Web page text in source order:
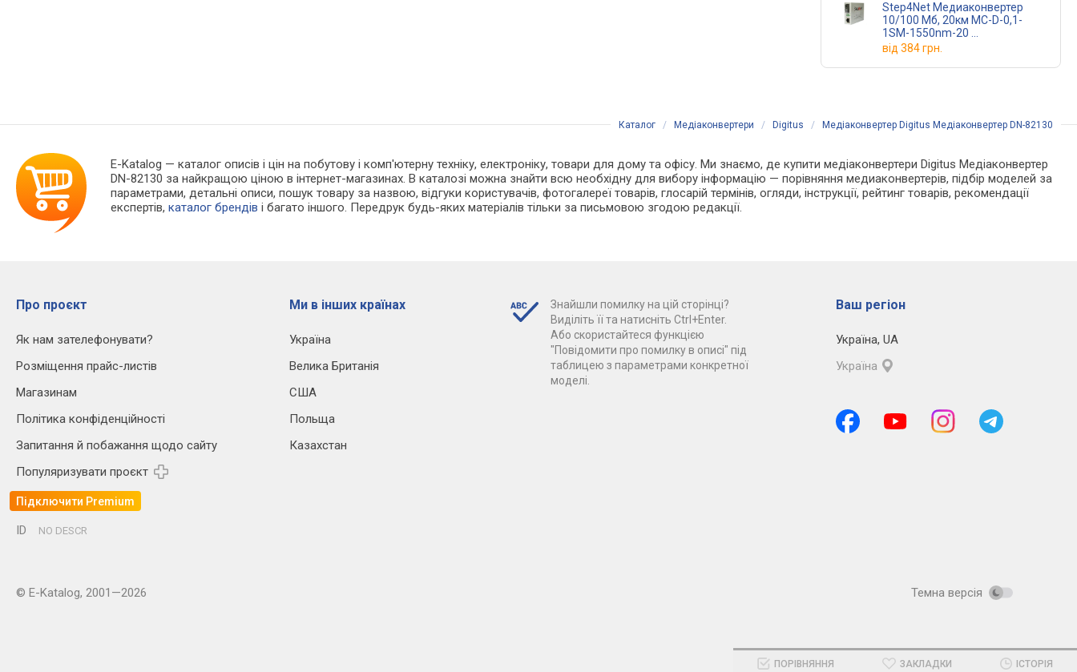
Step4Net Медиаконвертер
10/100 Мб, 20км MC-D-0,1-
1SM-1550nm-20
(MC-D-0,1-1SM-1550nm-20)
від 384 грн.
Каталог / Медіаконвертери / Digitus / Медіаконвертер Digitus Медіаконвертер DN-82130
E-Katalog — каталог описів і цін на побутову і комп'ютерну техніку, електроніку, товари для дому та офісу. Ми знаємо, де купити медіаконвертери Digitus Медіаконвертер
DN-82130 за найкращою ціною в інтернет-магазинах. В каталозі можна знайти всю необхідну для вибору інформацію — порівняння медиаконвертерів, підбір моделей за
параметрами, детальні описи, пошук товару за назвою, відгуки користувачів, фотогалереї товарів, глосарій термінів, огляди, інструкції, рейтинг товарів, рекомендації
експертів,каталог брендів і багато іншого. Передрук будь-яких матеріалів тільки за письмовою згодою редакції.
Про проєкт
Як нам зателефонувати?
Розміщення прайс-листів
Магазинам
Політика конфіденційності
Запитання й побажання щодо сайту
Популяризувати проєкт
Підключити Premium
Ми в інших країнах
Україна
Велика Британія
США
Польща
Казахстан
Знайшли помилку на цій сторінці?
Виділіть її та натисніть Ctrl+Enter.
Або скористайтеся функцією
"Повідомити про помилку в описі" під
таблицею з параметрами конкретної
моделі.
Ваш регіон
Україна, UA
Україна
ID NO DESCR
© E-Katalog, 2001—2026 Темна версія
ПОРІВНЯННЯ ЗАКЛАДКИ ІСТОРІЯ